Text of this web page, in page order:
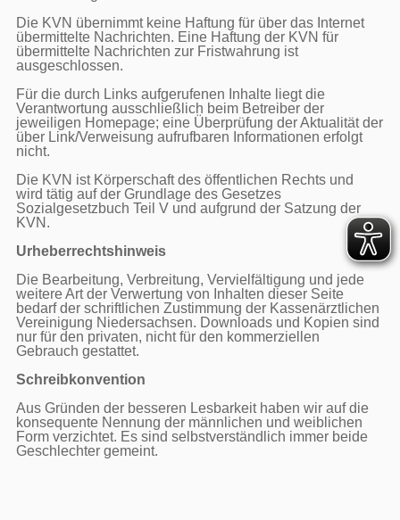
Die KVN übernimmt keine Haftung für über das Internet
übermittelte Nachrichten. Eine Haftung der KVN für
übermittelte Nachrichten zur Fristwahrung ist
ausgeschlossen.
Für die durch Links aufgerufenen Inhalte liegt die
Verantwortung ausschließlich beim Betreiber der
jeweiligen Homepage; eine Überprüfung der Aktualität der
über Link/Verweisung aufrufbaren Informationen erfolgt
nicht.
Die KVN ist Körperschaft des öffentlichen Rechts und
wird tätig auf der Grundlage des Gesetzes
Sozialgesetzbuch Teil V und aufgrund der Satzung der
KVN.
Urheberrechtshinweis
Die Bearbeitung, Verbreitung, Vervielfältigung und jede
weitere Art der Verwertung von Inhalten dieser Seite
bedarf der schriftlichen Zustimmung der Kassenärztlichen
Vereinigung Niedersachsen. Downloads und Kopien sind
nur für den privaten, nicht für den kommerziellen
Gebrauch gestattet.
Schreibkonvention
Aus Gründen der besseren Lesbarkeit haben wir auf die
konsequente Nennung der männlichen und weiblichen
Form verzichtet. Es sind selbstverständlich immer beide
Geschlechter gemeint.